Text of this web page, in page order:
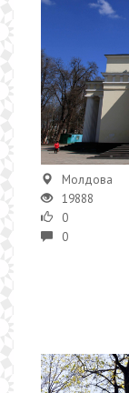
Молдова
19888
0
0